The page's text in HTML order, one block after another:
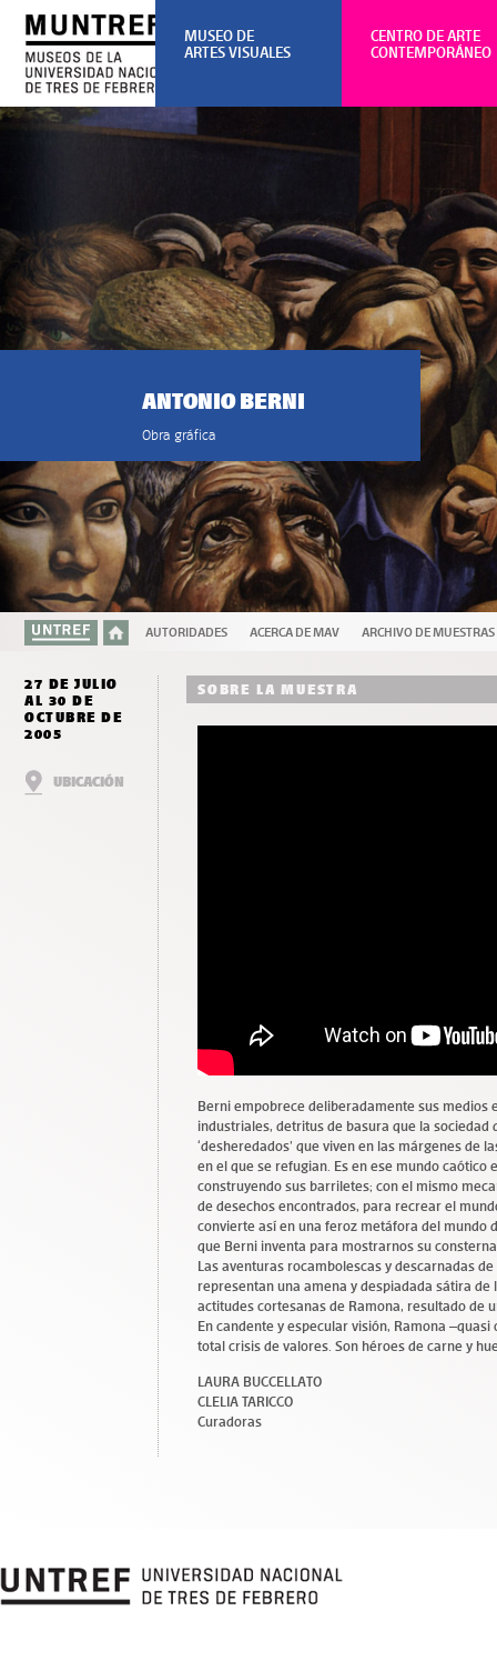
ANTONIO BERNI
Obra gráfica
AUTORIDADES ACERCA DE MAV ARCHIVO DE MUESTRAS
27 DE JULIO
AL 30 DE
OCTUBRE DE
2005
UBICACIÓN
SOBRE LA MUESTRA
Berni empobrece deliberadamente sus medios
industriales, detritus de basura que la sociedad
‘desheredados’ que viven en las márgenes de
en el que se refugian. Es en ese mundo caótico
construyendo sus barriletes; con el mismo
de desechos encontrados, para recrear el
convierte así en una feroz metáfora del mundo
que Berni inventa para mostrarnos su
Las aventuras rocambolescas y descarnadas
representan una amena y despiadada sátira
actitudes cortesanas de Ramona, resultado de
En candente y especular visión, Ramona
total crisis de valores. Son héroes de carne y
LAURA BUCCELLATO
CLELIA TARICCO
Curadoras
CENTRO DE ARTE
CONTEMPORÁNEO
MUSEO DE
ARTES VISUALES